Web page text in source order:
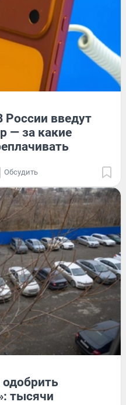
России введут
— за какие
Обсудить
тысячи